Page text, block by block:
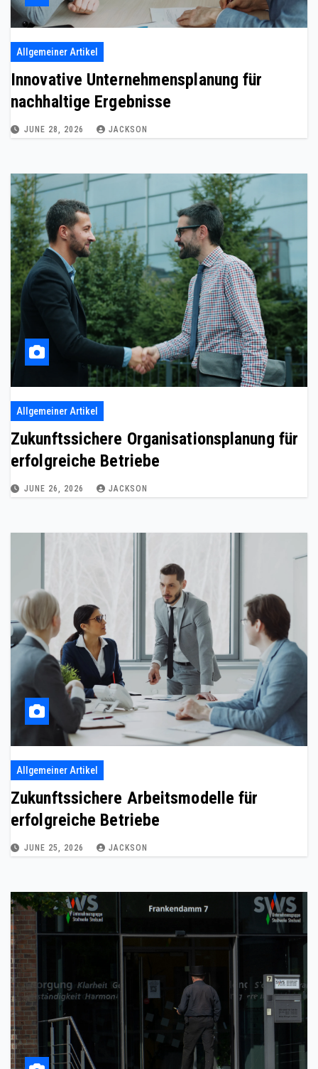
Allgemeiner Artikel
Innovative Unternehmensplanung für
nachhaltige Ergebnisse
JUNE 28, 2026 JACKSON
Allgemeiner Artikel
Zukunftssichere Organisationsplanung für
erfolgreiche Betriebe
JUNE 26, 2026 JACKSON
Allgemeiner Artikel
Zukunftssichere Arbeitsmodelle für
erfolgreiche Betriebe
JUNE 25, 2026 JACKSON